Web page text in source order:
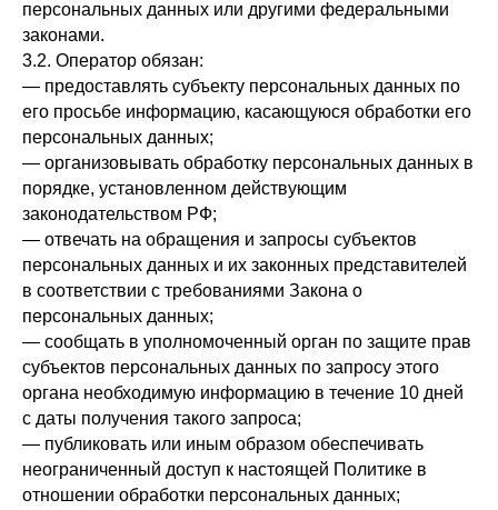
персональных данных или другими федеральными
законами.
3.2. Оператор обязан:
— предоставлять субъекту персональных данных по
его просьбе информацию, касающуюся обработки его
персональных данных;
— организовывать обработку персональных данных в
порядке, установленном действующим
законодательством РФ;
— отвечать на обращения и запросы субъектов
персональных данных и их законных представителей
в соответствии с требованиями Закона о
персональных данных;
— сообщать в уполномоченный орган по защите прав
субъектов персональных данных по запросу этого
органа необходимую информацию в течение 10 дней
с даты получения такого запроса;
— публиковать или иным образом обеспечивать
неограниченный доступ к настоящей Политике в
отношении обработки персональных данных;